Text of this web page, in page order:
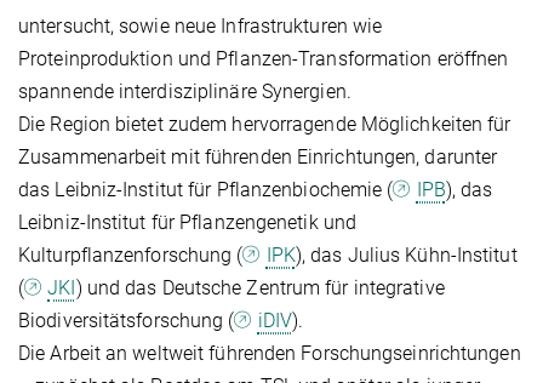
untersucht, sowie neue Infrastrukturen wie
Proteinproduktion und Pflanzen-Transformation eröffnen
spannende interdisziplinäre Synergien.
Die Region bietet zudem hervorragende Möglichkeiten für
Zusammenarbeit mit führenden Einrichtungen, darunter
das Leibniz-Institut für Pflanzenbiochemie (
IPB), das
Leibniz-Institut für Pflanzengenetik und
Kulturpflanzenforschung (
IPK), das Julius Kühn-Institut
(
JKI ) und das Deutsche Zentrum für integrative
Biodiversitätsforschung (
iDIV).
Die Arbeit an weltweit führenden Forschungseinrichtungen